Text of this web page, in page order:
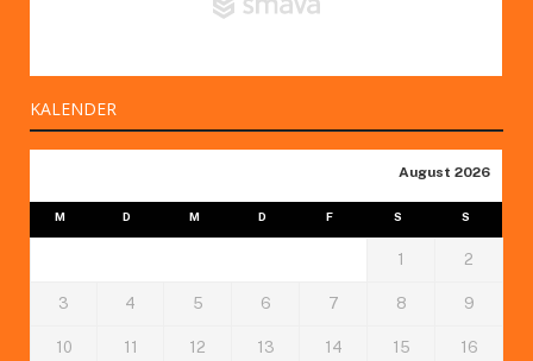
KALENDER
August 2026
M D M D F S S
1 2
3 4 5 6 7 8 9
10 11 12 13 14 15 16